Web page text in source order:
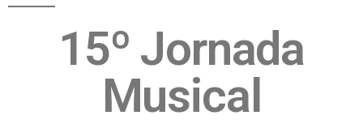
15º Jornada
Musical